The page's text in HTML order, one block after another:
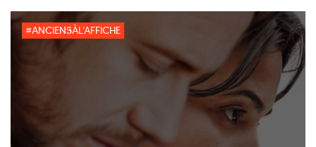
#ANCIENSÀL'AFFICHE